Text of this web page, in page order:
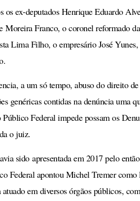
os ex-deputados Henrique Eduardo
Moreira Franco, o coronel reformado
Lima Filho, o empresário José
a um só tempo, abuso do direito
genéricas contidas na denúncia uma
Federal impede possam os
o juiz.
sido apresentada em 2017 pelo
Federal apontou Michel Tremer
em diversos órgãos públicos,